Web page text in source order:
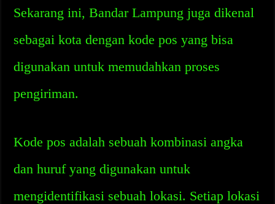
Sekarang ini, Bandar Lampung juga dikenal
sebagai kota dengan kode pos yang bisa
digunakan untuk memudahkan proses
pengiriman.
Kode pos adalah sebuah kombinasi angka
dan huruf yang digunakan untuk
mengidentifikasi sebuah lokasi. Setiap lokasi